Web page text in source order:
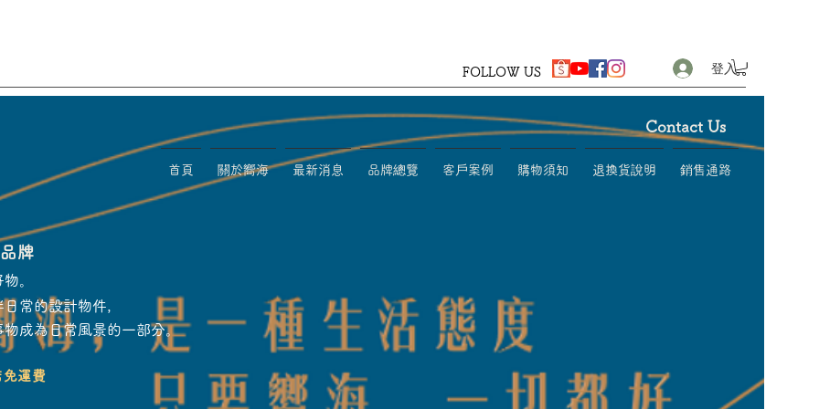
FOLLOW US 登入
牌
。
常的設計物件，
成為日常風景的一部分。
運費
Contact Us
首頁 關於嚮海 最新消息 品牌總覽 客戶案例 購物須知 退換貨說明 銷售通路